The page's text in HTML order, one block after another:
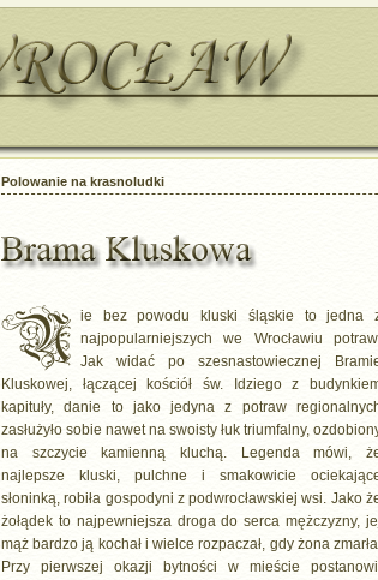
Polowanie na krasnoludki
ie bez powodu kluski śląskie to jedna
najpopularniejszych we Wrocławiu
Jak widać po szesnastowiecznej
Kluskowej, łączącej kościół św. Idziego z
kapituły, danie to jako jedyna z potraw
zasłużyło sobie nawet na swoisty łuk triumfalny,
na szczycie kamienną kluchą. Legenda mówi,
najlepsze kluski, pulchne i smakowicie
słoninką, robiła gospodyni z podwrocławskiej wsi. Jako
żołądek to najpewniejsza droga do serca mężczyzny,
mąż bardzo ją kochał i wielce rozpaczał, gdy żona
Przy pierwszej okazji bytności w mieście